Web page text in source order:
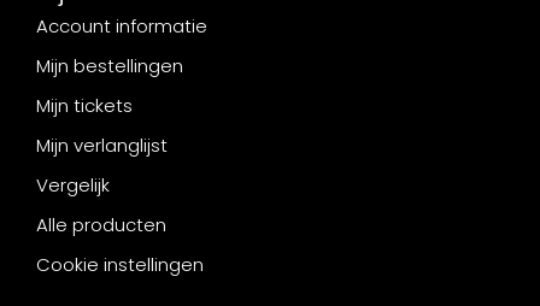
Account informatie
Mijn bestellingen
Mijn tickets
Mijn verlanglijst
Vergelijk
Alle producten
Cookie instellingen